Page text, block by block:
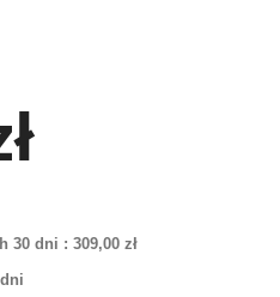
30 dni : 309,00 zł